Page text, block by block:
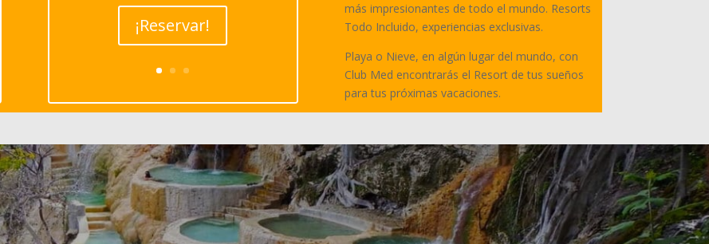
¡Reservar!
más impresionantes de todo el mundo. Resorts
Todo Incluido, experiencias exclusivas.
Playa o Nieve, en algún lugar del mundo, con
Club Med encontrarás el Resort de tus sueños
para tus próximas vacaciones.